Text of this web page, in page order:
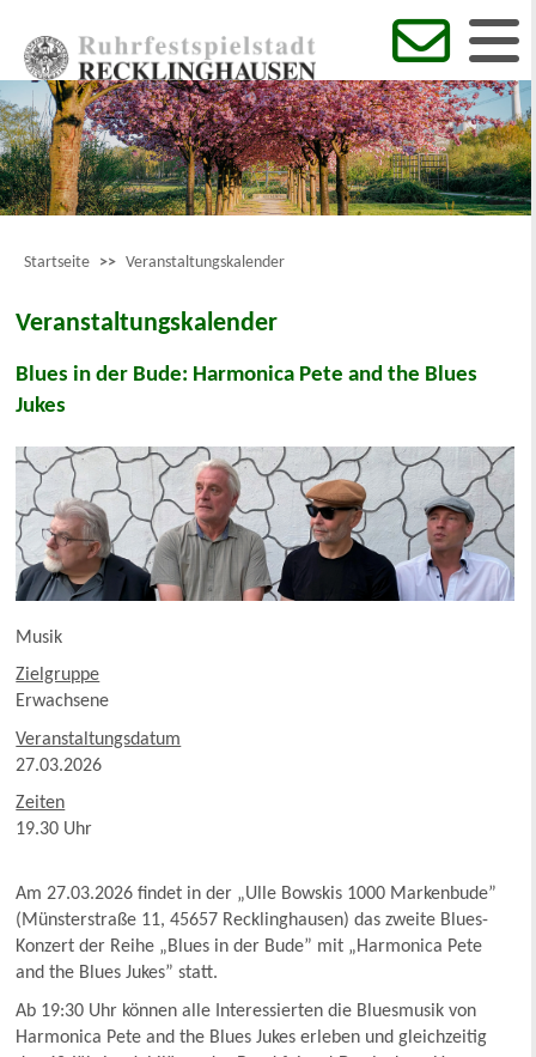
Startseite >> Veranstaltungskalender
Veranstaltungskalender
Blues in der Bude: Harmonica Pete and the Blues
Jukes
Musik
Zielgruppe
Erwachsene
Veranstaltungsdatum
27.03.2026
Zeiten
19.30 Uhr
Am 27.03.2026 findet in der „Ulle Bowskis 1000 Markenbude”
(Münsterstraße 11, 45657 Recklinghausen) das zweite Blues-
Konzert der Reihe „Blues in der Bude” mit „Harmonica Pete
and the Blues Jukes” statt.
Ab 19:30 Uhr können alle Interessierten die Bluesmusik von
Harmonica Pete and the Blues Jukes erleben und gleichzeitig